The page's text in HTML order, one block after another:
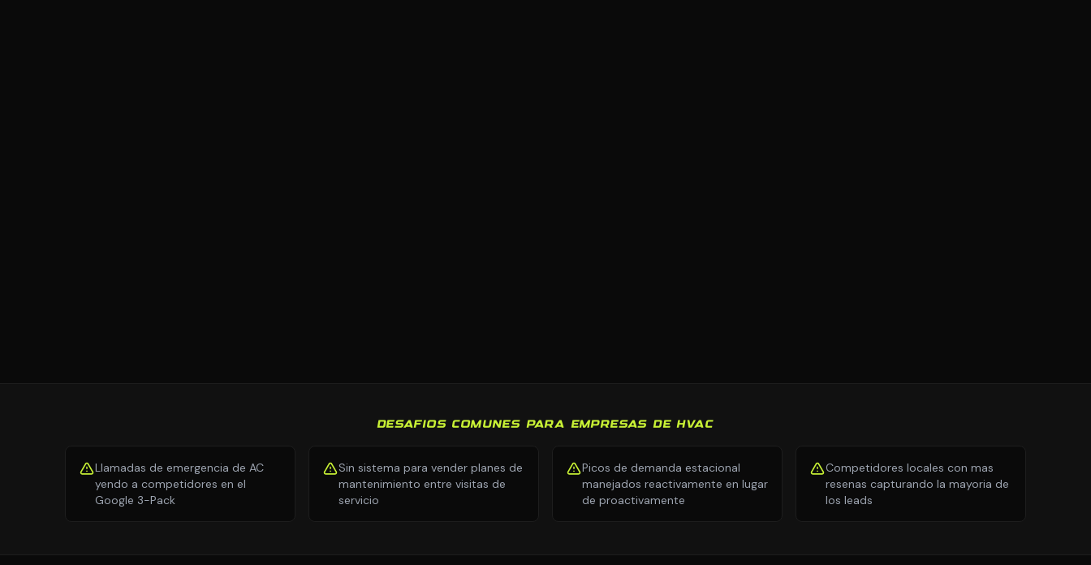
DESAFIOS COMUNES PARA EMPRESAS DE HVAC
Llamadas de emergencia de AC
yendo a competidores en el
Google 3-Pack
Sin sistema para vender planes de
mantenimiento entre visitas de
servicio
Picos de demanda estacional
manejados reactivamente en lugar
de proactivamente
Competidores locales con mas
resenas capturando la mayoria de
los leads